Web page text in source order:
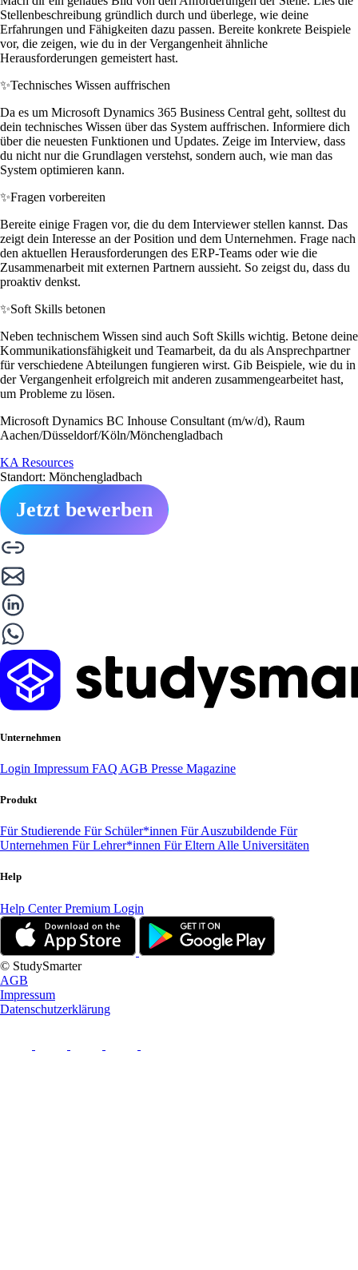
Stellenbeschreibung gründlich durch und überlege, wie deine
Erfahrungen und Fähigkeiten dazu passen. Bereite konkrete Beispiele
vor, die zeigen, wie du in der Vergangenheit ähnliche
Herausforderungen gemeistert hast.
✨Technisches Wissen auffrischen
Da es um Microsoft Dynamics 365 Business Central geht, solltest du
dein technisches Wissen über das System auffrischen. Informiere dich
über die neuesten Funktionen und Updates. Zeige im Interview, dass
du nicht nur die Grundlagen verstehst, sondern auch, wie man das
System optimieren kann.
✨Fragen vorbereiten
Bereite einige Fragen vor, die du dem Interviewer stellen kannst. Das
zeigt dein Interesse an der Position und dem Unternehmen. Frage nach
den aktuellen Herausforderungen des ERP-Teams oder wie die
Zusammenarbeit mit externen Partnern aussieht. So zeigst du, dass du
proaktiv denkst.
✨Soft Skills betonen
Neben technischem Wissen sind auch Soft Skills wichtig. Betone deine
Kommunikationsfähigkeit und Teamarbeit, da du als Ansprechpartner
für verschiedene Abteilungen fungieren wirst. Gib Beispiele, wie du in
der Vergangenheit erfolgreich mit anderen zusammengearbeitet hast,
um Probleme zu lösen.
Microsoft Dynamics BC Inhouse Consultant (m/w/d), Raum
Aachen/Düsseldorf/Köln/Mönchengladbach
KA Resources
Standort: Mönchengladbach
Jetzt bewerben
Unternehmen
Login Impressum FAQ AGB Presse Magazine
Produkt
Für Studierende Für Schüler*innen Für Auszubildende Für
Unternehmen Für Lehrer*innen Für Eltern Alle Universitäten
Help
Help CenterPremium Login
© StudySmarter
AGB
Impressum
Datenschutzerklärung